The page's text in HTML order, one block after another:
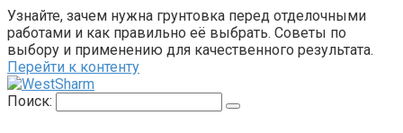
Узнайте, зачем нужна грунтовка перед отделочными
работами и как правильно её выбрать. Советы по
выбору и применению для качественного результата.
Перейти к контенту
Поиск: